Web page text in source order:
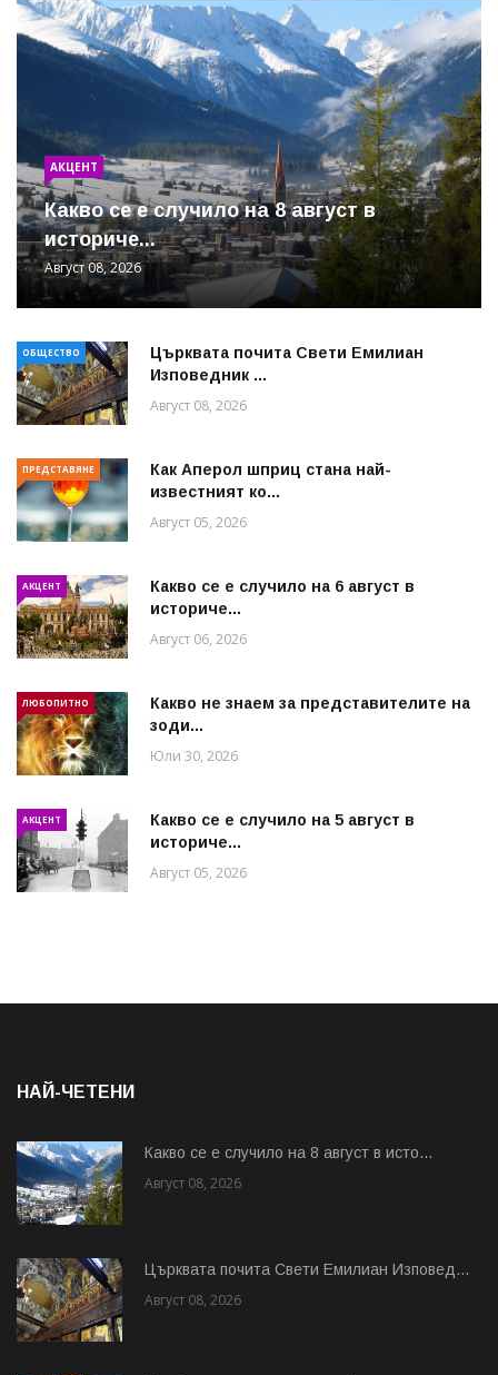
АКЦЕНТ
Какво се е случило на 8 август в
историче...
Август 08, 2026
ОБЩЕСТВО
Църквата почита Свeти Емилиан
Изповедник ...
Август 08, 2026
ПРЕДСТАВЯНЕ
Как Аперол шприц стана най-
известният ко...
Август 05, 2026
АКЦЕНТ
Какво се е случило на 6 август в
историче...
Август 06, 2026
ЛЮБОПИТНО
Какво не знаем за представителите на
зоди...
Юли 30, 2026
АКЦЕНТ
Какво се е случило на 5 август в
историче...
Август 05, 2026
НАЙ-ЧЕТЕНИ
Какво се е случило на 8 август в исто...
Август 08, 2026
Църквата почита Свeти Емилиан Изповед...
Август 08, 2026